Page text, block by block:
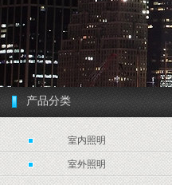
产品分类
室内照明
室外照明